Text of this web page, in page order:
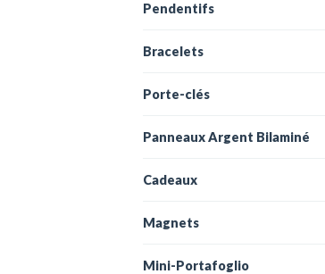
Pendentifs
Bracelets
Porte-clés
Panneaux Argent Bilaminé
Cadeaux
Magnets
Mini-Portafoglio